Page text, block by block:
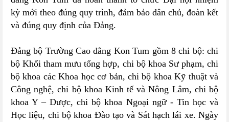
kỳ mới theo đúng quy trình, đảm bảo dân chủ, đoàn kết
và đúng quy định của Đảng.
Đảng bộ Trường Cao đẳng Kon Tum gồm 8 chi bộ: chi
bộ Khối tham mưu tổng hợp, chi bộ khoa Sư phạm, chi
bộ khoa các Khoa học cơ bản, chi bộ khoa Kỹ thuật và
Công nghệ, chi bộ khoa Kinh tế và Nông Lâm, chi bộ
khoa Y – Dược, chi bộ khoa Ngoại ngữ - Tin học và
Học liệu, chi bộ khoa Đào tạo và Sát hạch lái xe. Ngày